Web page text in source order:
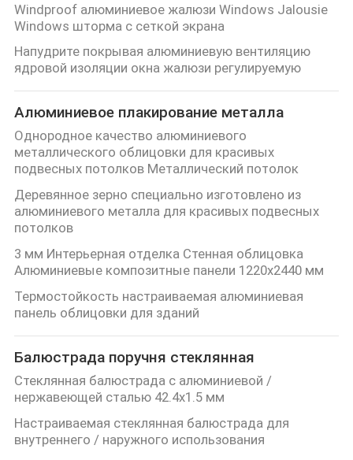
Windproof алюминиевое жалюзи Windows Jalousie
Windows шторма с сеткой экрана
Напудрите покрывая алюминиевую вентиляцию
ядровой изоляции окна жалюзи регулируемую
Алюминиевое плакирование металла
Однородное качество алюминиевого
металлического облицовки для красивых
подвесных потолков Металлический потолок
Деревянное зерно специально изготовлено из
алюминиевого металла для красивых подвесных
потолков
3 мм Интерьерная отделка Стенная облицовка
Алюминиевые композитные панели 1220x2440 мм
Термостойкость настраиваемая алюминиевая
панель облицовки для зданий
Балюстрада поручня стеклянная
Стеклянная балюстрада с алюминиевой /
нержавеющей сталью 42.4x1.5 мм
Настраиваемая стеклянная балюстрада для
внутреннего / наружного использования